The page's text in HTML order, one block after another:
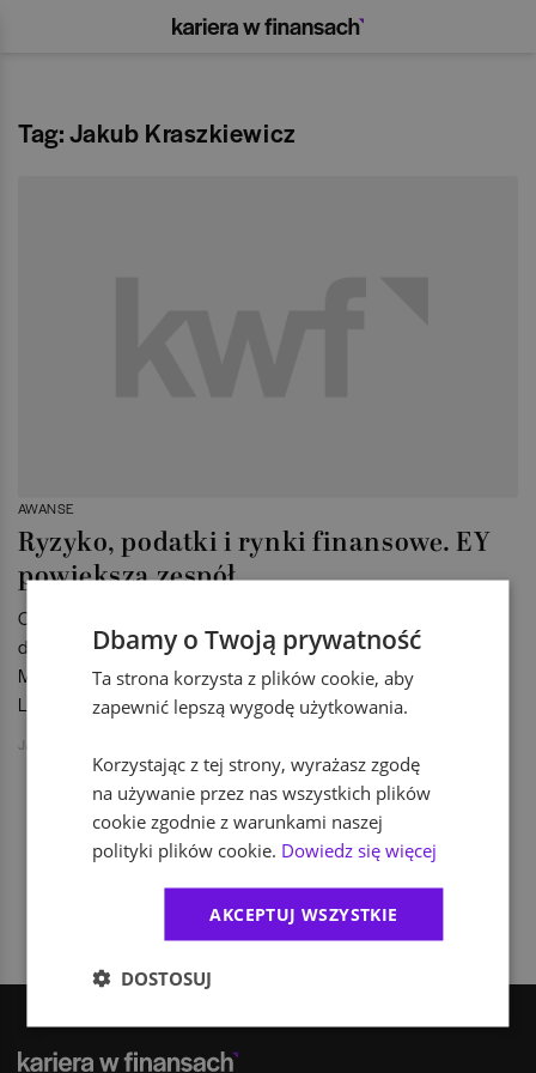
Tag: Jakub Kraszkiewicz
AWANSE
Ryzyko, podatki i rynki finansowe. EY
powiększa zespół
O czwórkę nowych partnerów powiększył się zespół firmy
doradczej EY. Do tego grona 1 lipca 2015 roku dołączyli: Maja
Mandela, Łukasz Jeśkiewicz, Jakub Kraszkiewicz i Zbigniew
Liptak.
Jakub Jański
1
Dbamy o Twoją prywatność
Ta strona korzysta z plików cookie, aby
zapewnić lepszą wygodę użytkowania.
Korzystając z tej strony, wyrażasz zgodę
na używanie przez nas wszystkich plików
cookie zgodnie z warunkami naszej
polityki plików cookie. Dowiedz się więcej
AKCEPTUJ WSZYSTKIE
DOSTOSUJ